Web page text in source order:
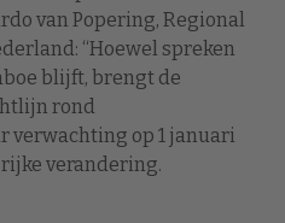
van Popering, Regional
“Hoewel spreken
blijft, brengt de
rond
verwachting op 1 januari
verandering.